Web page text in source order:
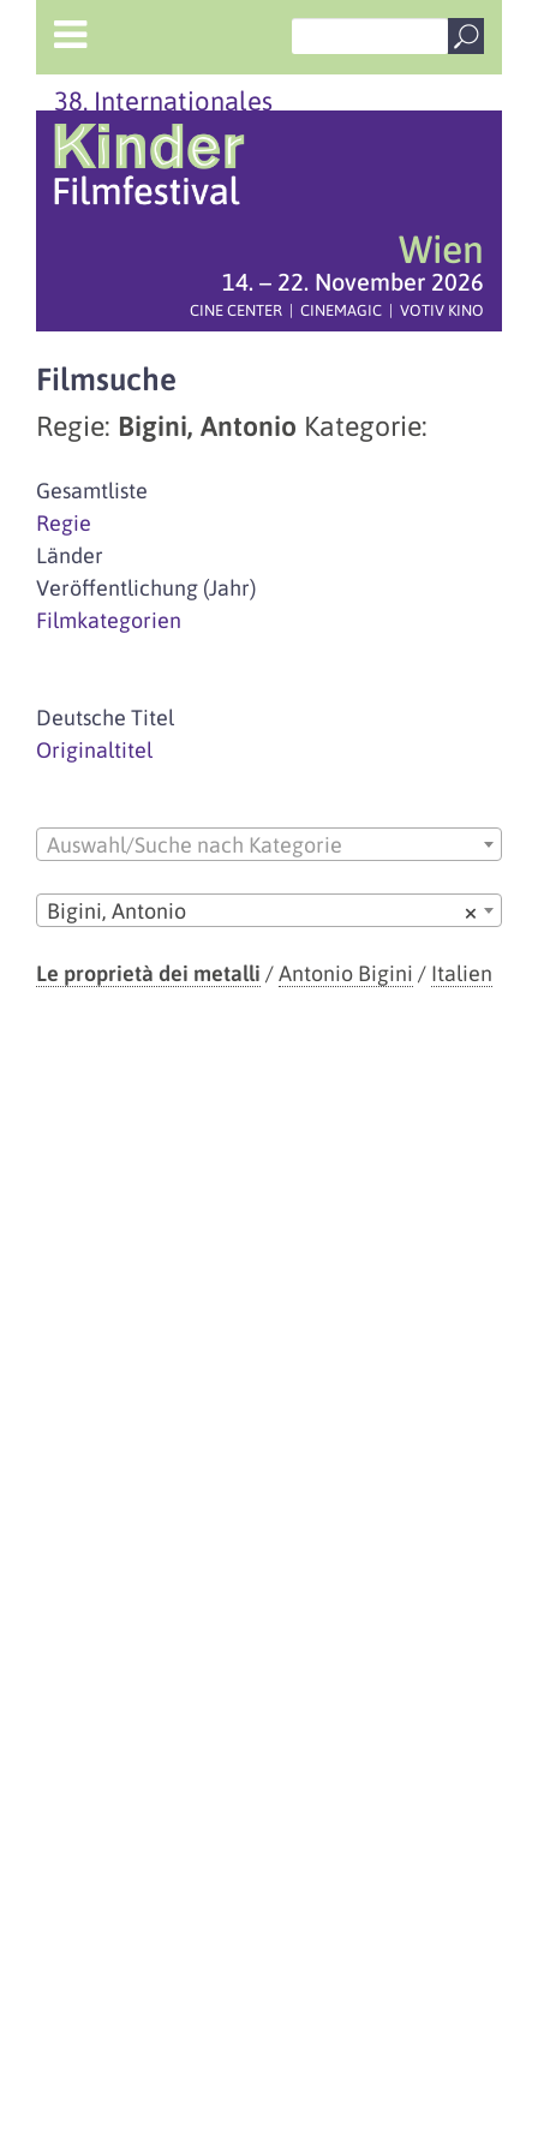
38. Internationales
Wien
14. – 22. November 2026
CINE CENTER | CINEMAGIC | VOTIV KINO
Filmsuche
Regie: Bigini, Antonio Kategorie:
Gesamtliste
Regie
Länder
Veröffentlichung (Jahr)
Filmkategorien
Deutsche Titel
Originaltitel
Auswahl/Suche nach Kategorie
×
Bigini, Antonio
Le proprietà dei metalli /Antonio Bigini / Italien